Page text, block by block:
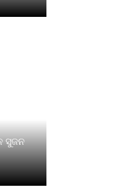
ସୁଜନ